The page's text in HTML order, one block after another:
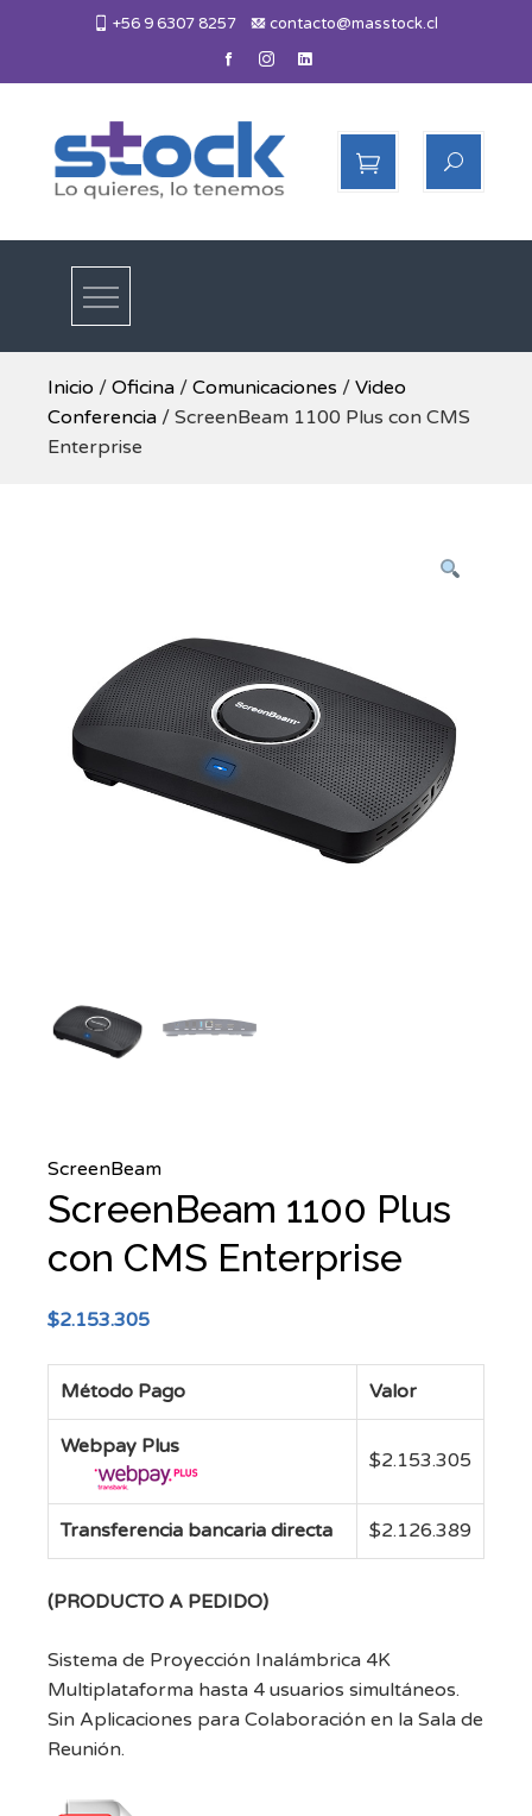
+56 9 6307 8257 contacto@masstock.cl
Más Stock
Inicio / Oficina / Comunicaciones / Video
Conferencia / ScreenBeam 1100 Plus con CMS
Enterprise
ScreenBeam
ScreenBeam 1100 Plus
con CMS Enterprise
$2.153.305
Método Pago Valor
Webpay Plus
$2.153.305
Transferencia bancaria directa $2.126.389
(PRODUCTO A PEDIDO)
Sistema de Proyección Inalámbrica 4K
Multiplataforma hasta 4 usuarios simultáneos.
Sin Aplicaciones para Colaboración en la Sala de
Reunión.